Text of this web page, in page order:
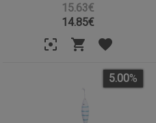
15.63€
14.85€
5.00%